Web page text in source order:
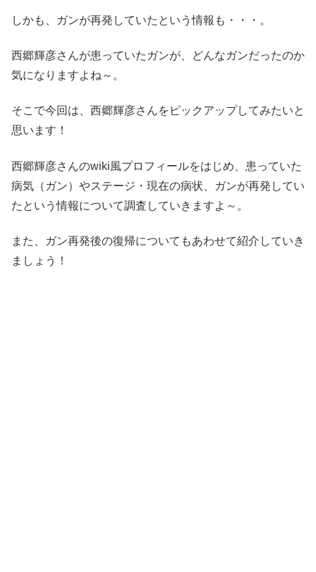
しかも、ガンが再発していたという情報も・・・。
西郷輝彦さんが患っていたガンが、どんなガンだったのか
気になりますよね～。
そこで今回は、西郷輝彦さんをピックアップしてみたいと
思います！
西郷輝彦さんのwiki風プロフィールをはじめ、患っていた
病気（ガン）やステージ・現在の病状、ガンが再発してい
たという情報について調査していきますよ～。
また、ガン再発後の復帰についてもあわせて紹介していき
ましょう！